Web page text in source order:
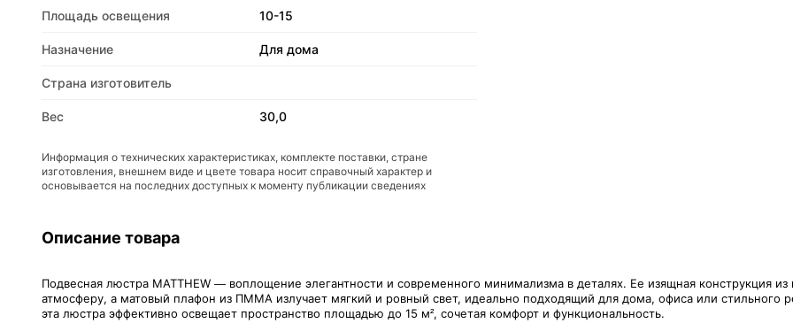
Площадь освещения 10-15
Назначение Для дома
Страна изготовитель
Вес 30,0
Информация о технических характеристиках, комплекте поставки, стране
изготовления, внешнем виде и цвете товара носит справочный характер и
основывается на последних доступных к моменту публикации сведениях
Описание товара
Подвесная люстра MATTHEW — воплощение элегантности и современного минимализма в деталях. Ее изящная конструкция
атмосферу, а матовый плафон из ПММА излучает мягкий и ровный свет, идеально подходящий для дома, офиса или стильного
эта люстра эффективно освещает пространство площадью до 15 м², сочетая комфорт и функциональность.